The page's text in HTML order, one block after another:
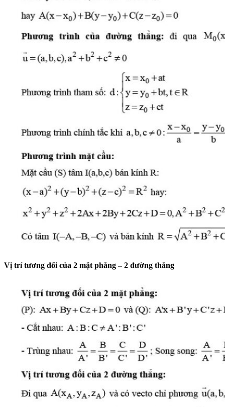
Vị trí tương đối của 2 mặt phẳng – 2 đường thẳng